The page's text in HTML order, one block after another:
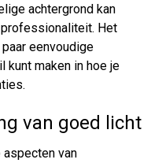
achtergrond kan
Het
eenvoudige
kunt maken in hoe je
van goed licht
aspecten van